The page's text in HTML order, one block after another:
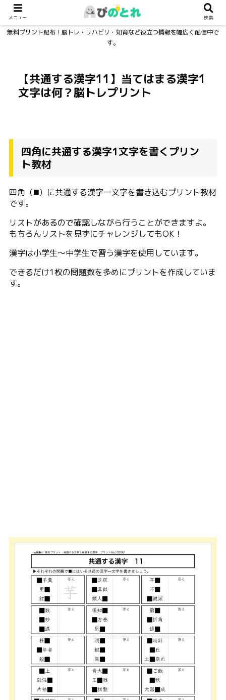
無料プリント配布！脳トレ・リハビリ・知育など役立つ情報を幅広く配信中で
す。
【共通する漢字11】当てはまる漢字1
文字は何？脳トレプリント
四角に共通する漢字1文字を書くプリン
ト教材
四角（◼️）に共通する漢字一文字を書き込むプリント教材
です。
リストがあるので確認しながら行うことができますよ。
もちろんリストを見ずにチャレンジしてもOK！
漢字は小学生〜中学生で習う漢字を使用しています。
できるだけ1枚の問題数を多めにプリントを作成していま
す。
メニュー 検索